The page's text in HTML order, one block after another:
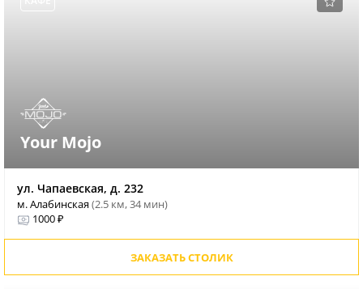
Your Mojo
ул. Чапаевская, д. 232
м. Алабинская(2.5 км, 34 мин)
1000 ₽
ЗАКАЗАТЬ СТОЛИК